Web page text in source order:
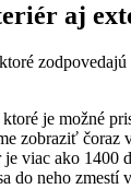
aj
je možné
zobraziť čoraz
viac ako 1400
do neho